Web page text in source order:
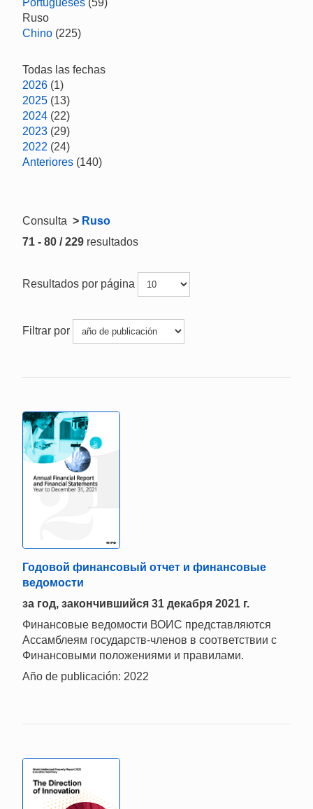
Portugueses (59)
Ruso
Chino (225)
Todas las fechas
2026 (1)
2025 (13)
2024 (22)
2023 (29)
2022 (24)
Anteriores (140)
Consulta > Ruso
71 - 80 / 229 resultados
Resultados por página
Filtrar por
Годовой финансовый отчет и финансовые
ведомости
за год, закончившийся 31 декабря 2021 г.
Финансовые ведомости ВОИС представляются
Ассамблеям государств-членов в соответствии с
Финансовыми положениями и правилами.
Año de publicación: 2022